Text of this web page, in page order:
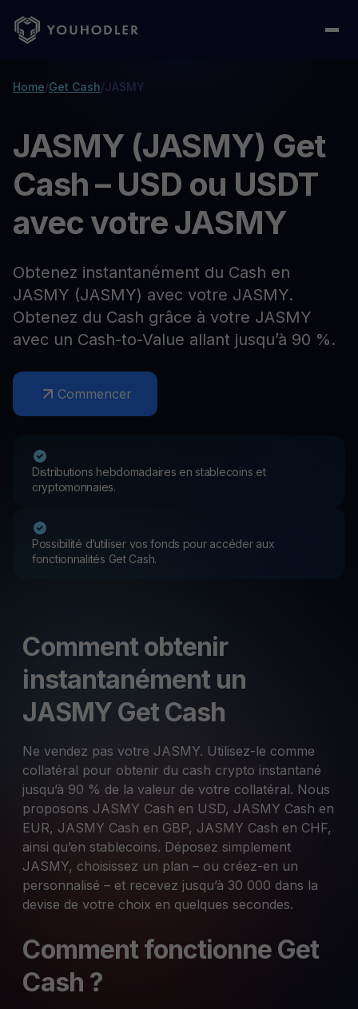
Home/Get Cash/JASMY
JASMY (JASMY) Get
Cash – USD ou USDT
avec votre JASMY
Obtenez instantanément du Cash en
JASMY (JASMY) avec votre JASMY.
Obtenez du Cash grâce à votre JASMY
avec un Cash-to-Value allant jusqu’à 90 %.
Commencer
Distributions hebdomadaires en stablecoins et
cryptomonnaies.
Possibilité d’utiliser vos fonds pour accéder aux
fonctionnalités Get Cash.
Comment obtenir
instantanément un
JASMY Get Cash
Ne vendez pas votre JASMY. Utilisez-le comme
collatéral pour obtenir du cash crypto instantané
jusqu’à 90 % de la valeur de votre collatéral. Nous
proposons JASMY Cash en USD, JASMY Cash en
EUR, JASMY Cash en GBP, JASMY Cash en CHF,
ainsi qu’en stablecoins. Déposez simplement
JASMY, choisissez un plan – ou créez-en un
personnalisé – et recevez jusqu’à 30 000 dans la
devise de votre choix en quelques secondes.
Comment fonctionne Get
Cash ?